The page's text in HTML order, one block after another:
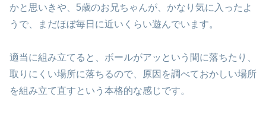
かと思いきや、5歳のお兄ちゃんが、かなり気に入ったよ
うで、まだほぼ毎日に近いくらい遊んでいます。
適当に組み立てると、ボールがアッという間に落ちたり、
取りにくい場所に落ちるので、原因を調べておかしい場所
を組み立て直すという本格的な感じです。